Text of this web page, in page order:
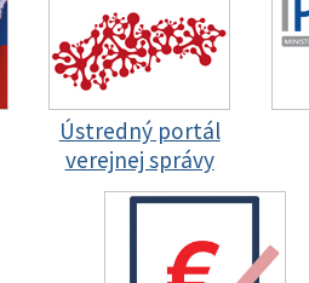
Ústredný portál
verejnej správy